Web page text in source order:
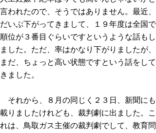
言われたので、そうではありません。最近、
だいぶ下がってきまして、１９年度は全国で
順位が３番目ぐらいですというような話もし
ました。ただ、率はかなり下がりましたが、
まだ、ちょっと高い状態ですという話をして
きました。
それから、８月の同じく２３日、新聞にも
載りましたけれども、裁判劇に出ました。こ
れは、鳥取ガス主催の裁判劇でして、教育問